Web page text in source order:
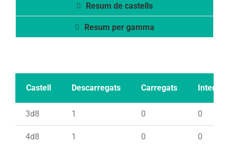
Resum de castells
Resum per gamma
Castell Descarregats Carregats Intents
3d8 1 0 0
4d8 1 0 0